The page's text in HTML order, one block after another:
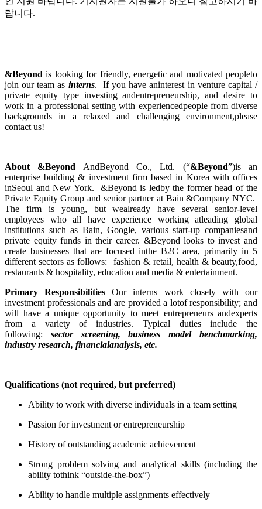
랍니다.
&Beyond is looking for friendly, energetic and motivated peopleto
join our team as interns. If you have aninterest in venture capital /
private equity type investing andentrepreneurship, and desire to
work in a professional setting with experiencedpeople from diverse
backgrounds in a relaxed and challenging environment,please
contact us!
About &Beyond AndBeyond Co., Ltd. (“&Beyond”)is an
enterprise building & investment firm based in Korea with offices
inSeoul and New York. &Beyond is ledby the former head of the
Private Equity Group and senior partner at Bain &Company NYC.
The firm is young, but wealready have several senior-level
employees who all have experience working atleading global
institutions such as Bain, Google, various start-up companiesand
private equity funds in their career. &Beyond looks to invest and
create businesses that are focused inthe B2C area, primarily in 5
different sectors as follows: fashion & retail, health & beauty,food,
restaurants & hospitality, education and media & entertainment.
Primary Responsibilities Our interns work closely with our
investment professionals and are provided a lotof responsibility; and
will have a unique opportunity to meet entrepreneurs andexperts
from a variety of industries. Typical duties include the
following: sector screening, business model benchmarking,
industry research, financialanalysis, etc.
Qualifications (not required, but preferred)
Ability to work with diverse individuals in a team setting
Passion for investment or entrepreneurship
History of outstanding academic achievement
Strong problem solving and analytical skills (including the
ability tothink “outside-the-box”)
Ability to handle multiple assignments effectively